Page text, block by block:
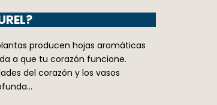
producen hojas aromáticas
a que tu corazón funcione.
del corazón y los vasos